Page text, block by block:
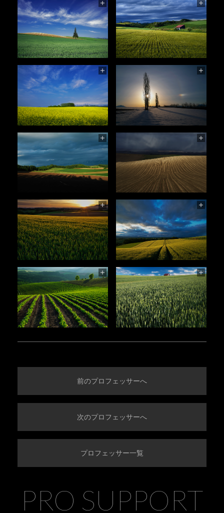
前のプロフェッサーへ
プロフェッサー一覧
次のプロフェッサーへ
PRO SUPPORT